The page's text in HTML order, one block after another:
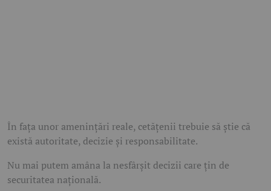
În fața unor amenințări reale, cetățenii trebuie să știe că
există autoritate, decizie și responsabilitate.
Nu mai putem amâna la nesfârșit decizii care țin de
securitatea națională.